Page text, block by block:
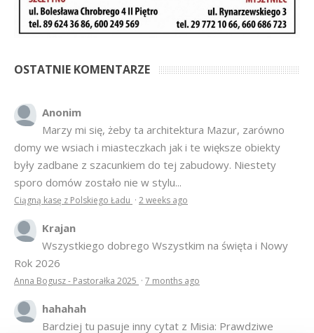
OSTATNIE KOMENTARZE
Anonim
Marzy mi się, żeby ta architektura Mazur, zarówno
domy we wsiach i miasteczkach jak i te większe obiekty
były zadbane z szacunkiem do tej zabudowy. Niestety
sporo domów zostało nie w stylu...
Ciągną kasę z Polskiego Ładu · 2 weeks ago
Krajan
Wszystkiego dobrego Wszystkim na święta i Nowy
Rok 2026
Anna Bogusz - Pastorałka 2025 · 7 months ago
hahahah
Bardziej tu pasuje inny cytat z Misia: Prawdziwe